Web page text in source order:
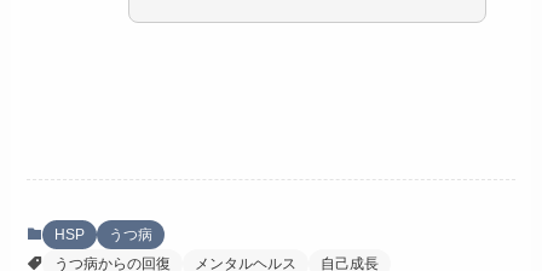
HSP
うつ病
うつ病からの回復
メンタルヘルス 自己成長